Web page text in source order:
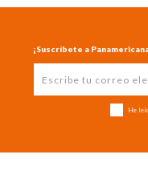
¡Suscríbete a
He